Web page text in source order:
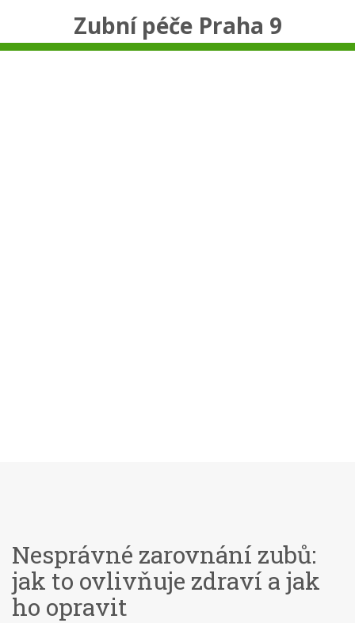
Zubní péče Praha 9
Nesprávné zarovnání zubů:
jak to ovlivňuje zdraví a jak
ho opravit